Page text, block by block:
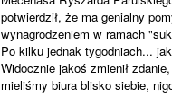
potwierdził, że ma genialny
wynagrodzeniem w ramach
Po kilku jednak tygodniach...
Widocznie jakoś zmienił
mieliśmy biura blisko siebie,